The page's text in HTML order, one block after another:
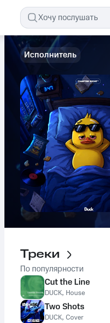
Исполнитель
Треки
По популярности
Cut the Line
DUCK, House
Two Shots
DUCK, Cover